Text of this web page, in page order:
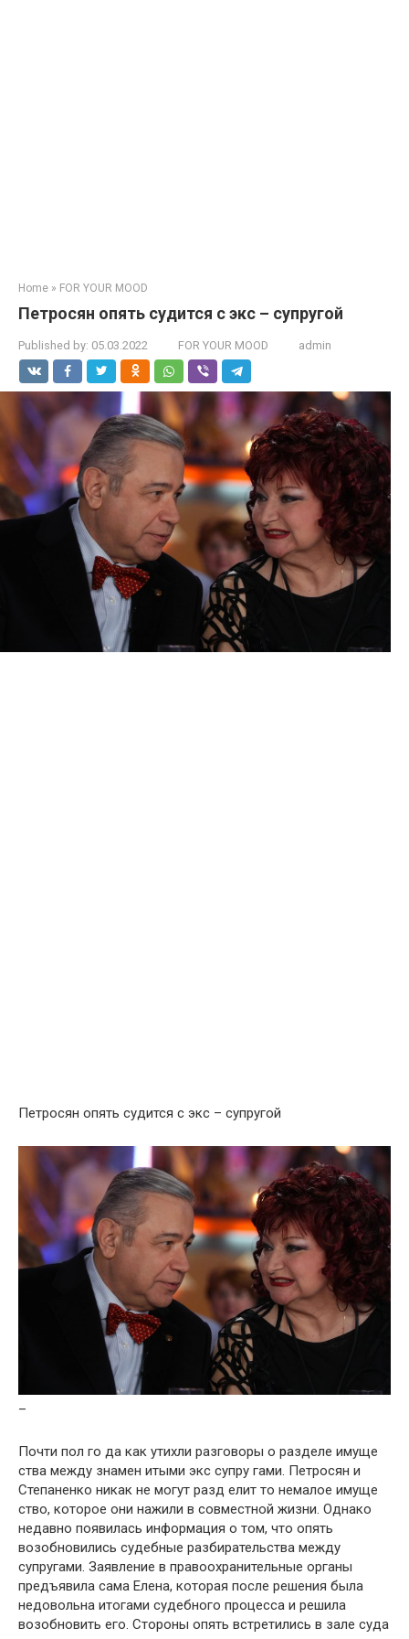
Home » FOR YOUR MOOD
Петросян опять судится с экс – супругой
Published by: 05.03.2022 FOR YOUR MOOD admin
Петросян опять судится с экс – супругой
–
Почти пол го да как утихли разговоры о разделе имуще
ства между знамен итыми экс супру гами. Петросян и
Степаненко никак не могут разд елит то немалое имуще
ство, которое они нажили в совместной жизни. Однако
недавно появилась информация о том, что опять
возобновились судебные разбирательства между
супругами. Заявление в правоохранительные органы
предъявила сама Елена, которая после решения была
недовольна итогами судебного процесса и решила
возобновить его. Стороны опять встретились в зале суда